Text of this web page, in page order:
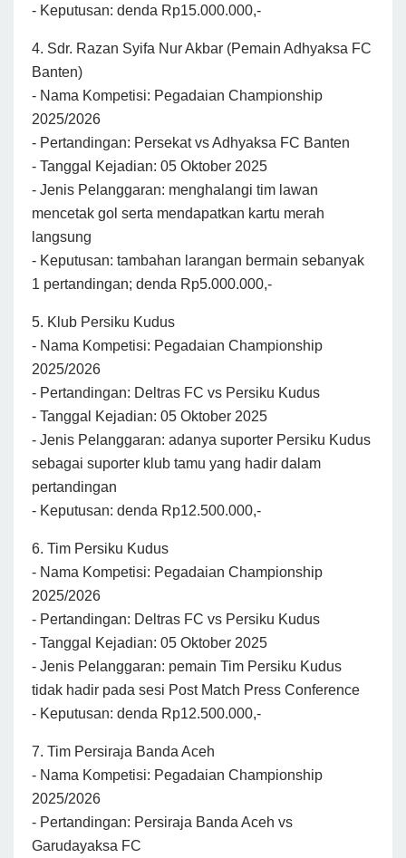
- Keputusan: denda Rp15.000.000,-
4. Sdr. Razan Syifa Nur Akbar (Pemain Adhyaksa FC
Banten)
- Nama Kompetisi: Pegadaian Championship
2025/2026
- Pertandingan: Persekat vs Adhyaksa FC Banten
- Tanggal Kejadian: 05 Oktober 2025
- Jenis Pelanggaran: menghalangi tim lawan
mencetak gol serta mendapatkan kartu merah
langsung
- Keputusan: tambahan larangan bermain sebanyak
1 pertandingan; denda Rp5.000.000,-
5. Klub Persiku Kudus
- Nama Kompetisi: Pegadaian Championship
2025/2026
- Pertandingan: Deltras FC vs Persiku Kudus
- Tanggal Kejadian: 05 Oktober 2025
- Jenis Pelanggaran: adanya suporter Persiku Kudus
sebagai suporter klub tamu yang hadir dalam
pertandingan
- Keputusan: denda Rp12.500.000,-
6. Tim Persiku Kudus
- Nama Kompetisi: Pegadaian Championship
2025/2026
- Pertandingan: Deltras FC vs Persiku Kudus
- Tanggal Kejadian: 05 Oktober 2025
- Jenis Pelanggaran: pemain Tim Persiku Kudus
tidak hadir pada sesi Post Match Press Conference
- Keputusan: denda Rp12.500.000,-
7. Tim Persiraja Banda Aceh
- Nama Kompetisi: Pegadaian Championship
2025/2026
- Pertandingan: Persiraja Banda Aceh vs
Garudayaksa FC